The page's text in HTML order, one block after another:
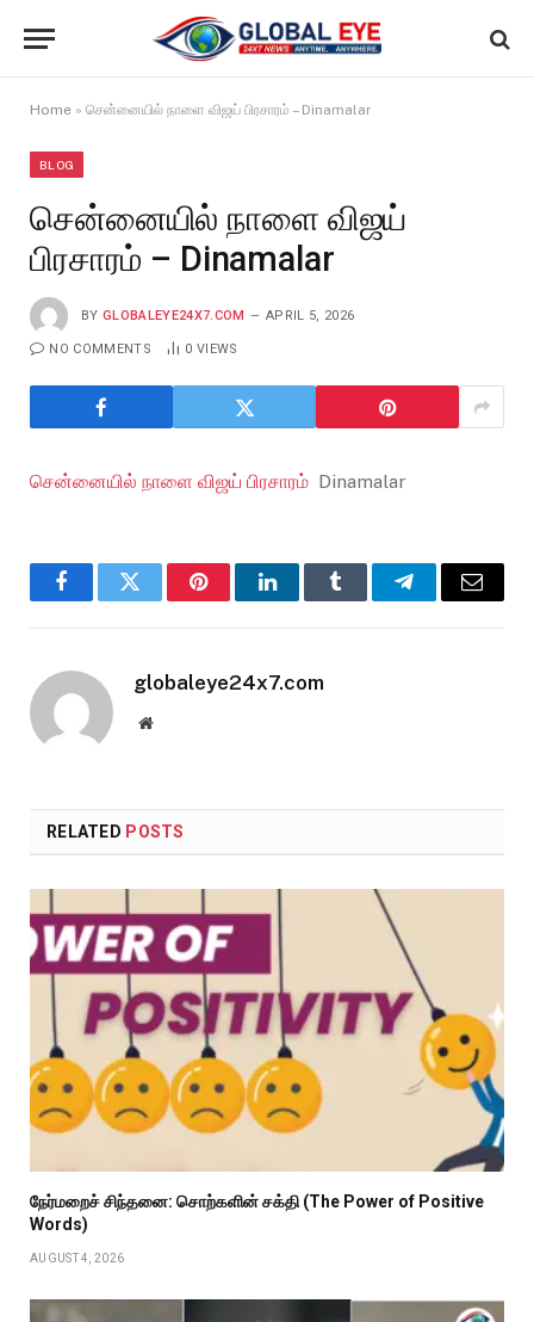
Home » சென்னையில் நாளை விஜய் பிரசாரம் – Dinamalar
BLOG
சென்னையில் நாளை விஜய்
பிரசாரம் – Dinamalar
BY GLOBALEYE24X7.COM APRIL 5, 2026
NO COMMENTS 0 VIEWS
சென்னையில் நாளை விஜய் பிரசாரம் Dinamalar
FacebookTwitter PinterestLinkedInTumblr TelegramEmail
globaleye24x7.com
Website
RELATED POSTS
நேர்மறைச் சிந்தனை: சொற்களின் சக்தி (The Power of Positive
Words)
AUGUST 4, 2026